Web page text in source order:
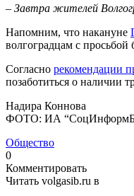
– Завтра жителей
Напомним, что накануне
волгоградцам с
Согласно рекомендации
позаботиться о наличии
Надира Коннова
ФОТО: ИА
Общество
0
Комментировать
Читать volgasib.ru в